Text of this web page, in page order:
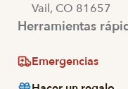
Vail, CO 81657
Herramientas
Emergencias